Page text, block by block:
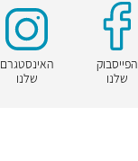
הפייסבוק
שלנו
האינסטגרם
שלנו